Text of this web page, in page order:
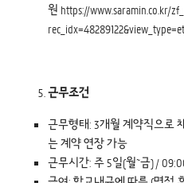
원 https://www.saramin.co.kr/
근무조건
근무형태: 3개월 계약직으로
는 계약 연장 가능
근무시간: 주 5일(월~금) /